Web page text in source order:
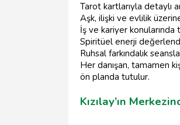
Tarot kartlarıyla detaylı
Aşk, ilişki ve evlilik
İş ve kariyer konularında
Spiritüel enerji
Ruhsal farkındalık
Her danışan, tamamen
ön planda tutulur.
Kızılay’ın